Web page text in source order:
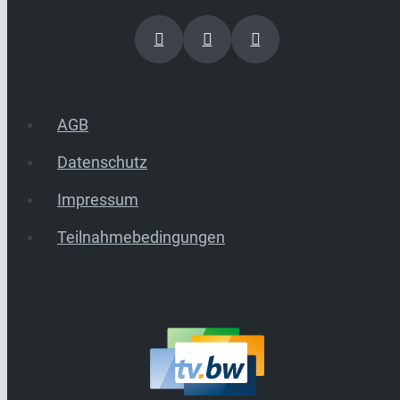
AGB
Datenschutz
Impressum
Teilnahmebedingungen